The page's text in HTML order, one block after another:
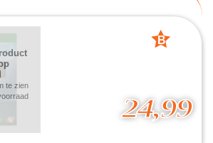
24,99
te zien
B